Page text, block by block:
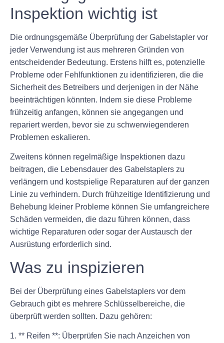
Inspektion wichtig ist
Die ordnungsgemäße Überprüfung der Gabelstapler vor
jeder Verwendung ist aus mehreren Gründen von
entscheidender Bedeutung. Erstens hilft es, potenzielle
Probleme oder Fehlfunktionen zu identifizieren, die die
Sicherheit des Betreibers und derjenigen in der Nähe
beeinträchtigen könnten. Indem sie diese Probleme
frühzeitig anfangen, können sie angegangen und
repariert werden, bevor sie zu schwerwiegenderen
Problemen eskalieren.
Zweitens können regelmäßige Inspektionen dazu
beitragen, die Lebensdauer des Gabelstaplers zu
verlängern und kostspielige Reparaturen auf der ganzen
Linie zu verhindern. Durch frühzeitige Identifizierung und
Behebung kleiner Probleme können Sie umfangreichere
Schäden vermeiden, die dazu führen können, dass
wichtige Reparaturen oder sogar der Austausch der
Ausrüstung erforderlich sind.
Was zu inspizieren
Bei der Überprüfung eines Gabelstaplers vor dem
Gebrauch gibt es mehrere Schlüsselbereiche, die
überprüft werden sollten. Dazu gehören:
1. ** Reifen **: Überprüfen Sie nach Anzeichen von